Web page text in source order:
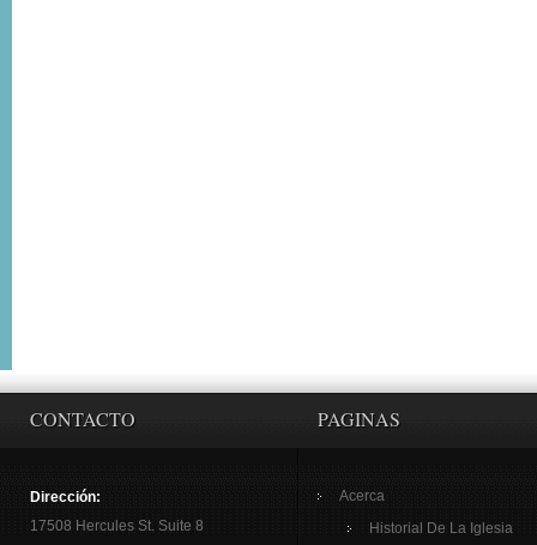
CONTACTO
Dirección:
17508 Hercules St. Suite 8
PAGINAS
Acerca
Historial De La Iglesia